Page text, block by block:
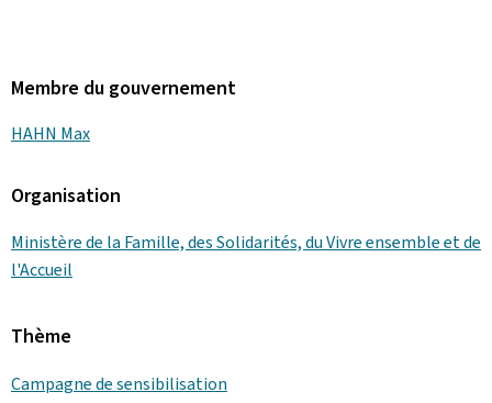
Membre du gouvernement
HAHN Max
Organisation
Ministère de la Famille, des Solidarités, du Vivre ensemble et de
l'Accueil
Thème
Campagne de sensibilisation